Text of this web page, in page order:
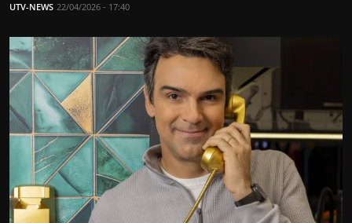
UTV-NEWS 22/04/2026 - 17:40